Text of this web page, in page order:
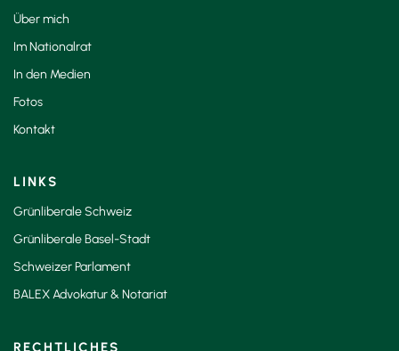
Über mich
Im Nationalrat
In den Medien
Fotos
Kontakt
LINKS
Grünliberale Schweiz
Grünliberale Basel-Stadt
Schweizer Parlament
BALEX Advokatur & Notariat
RECHTLICHES